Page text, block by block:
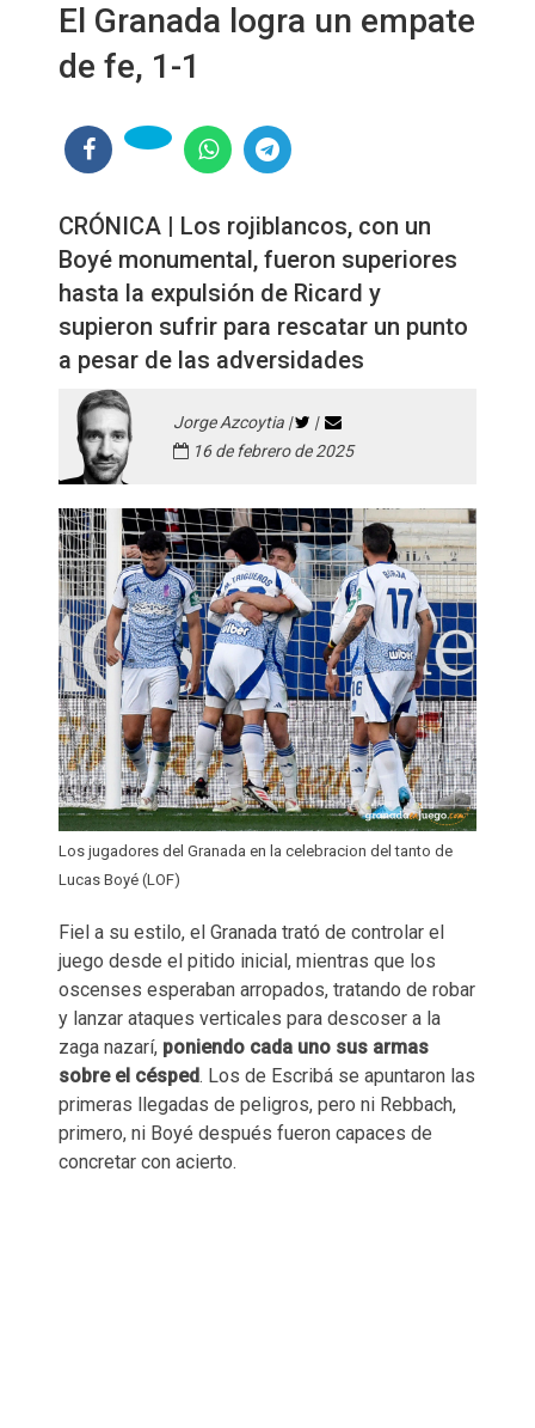
El Granada logra un empate
de fe, 1-1
CRÓNICA | Los rojiblancos, con un
Boyé monumental, fueron superiores
hasta la expulsión de Ricard y
supieron sufrir para rescatar un punto
a pesar de las adversidades
Jorge Azcoytia |
|
16 de febrero de 2025
Los jugadores del Granada en la celebracion del tanto de
Lucas Boyé (LOF)
Fiel a su estilo, el Granada trató de controlar el
juego desde el pitido inicial, mientras que los
oscenses esperaban arropados, tratando de robar
y lanzar ataques verticales para descoser a la
zaga nazarí, poniendo cada uno sus armas
sobre el césped. Los de Escribá se apuntaron las
primeras llegadas de peligros, pero ni Rebbach,
primero, ni Boyé después fueron capaces de
concretar con acierto.